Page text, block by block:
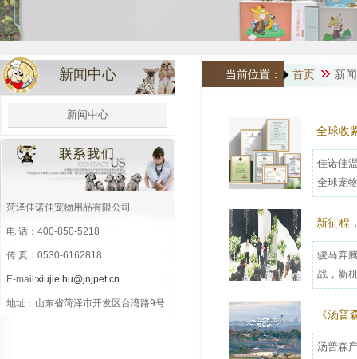
新闻中心
新闻中心
菏泽佳诺佳宠物用品有限公司
电 话：400-850-5218
传 真：0530-6162818
E-mail:xiujie.hu@jnjpet.cn
地址：山东省菏泽市开发区台湾路9号
当前位置： 首页 新
全球收
佳诺佳
全球宠
新征程
骏马奔
战，新
《汤普
汤普森